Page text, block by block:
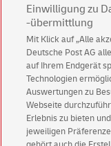
Abonnieren
Immer
Aktionen -
für
Einwilligung zu
-übermittlung
Mit Klick auf „Alle
Deutsche Post AG
auf Ihrem Endgerät
Technologien
Auswertungen zu
Webseite
Erlebnis zu bieten
jeweiligen